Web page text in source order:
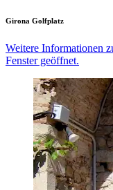
Girona Golfplatz
Weitere Informationen
Fenster geöffnet.